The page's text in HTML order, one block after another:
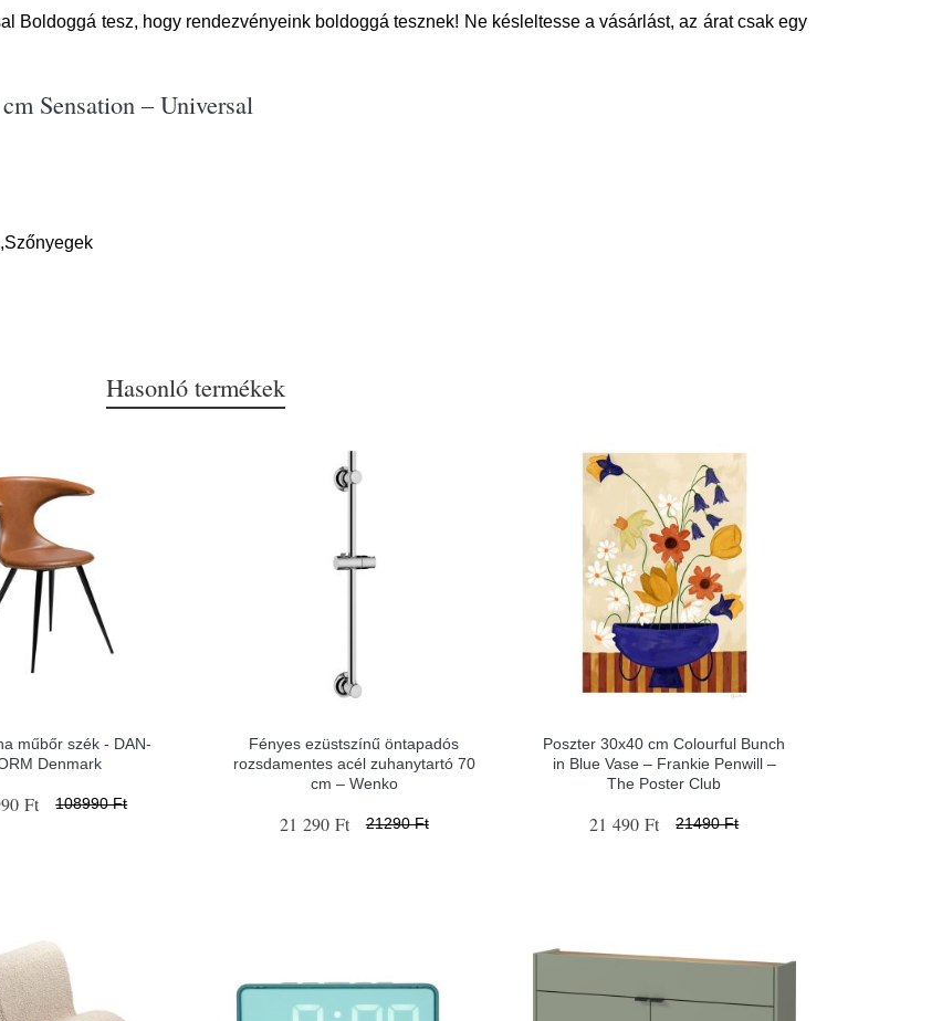
Boldoggá tesz, hogy rendezvényeink boldoggá tesznek! Ne késleltesse a vásárlást, az árat csak egy
Sensation – Universal
Hasonló termékek
műbőr szék - ​​​​​DAN-
Denmark
Ft 108990 Ft
Fényes ezüstszínű öntapadós
rozsdamentes acél zuhanytartó 70
cm – Wenko
21 290 Ft 21290 Ft
Poszter 30x40 cm Colourful Bunch
in Blue Vase – Frankie Penwill –
The Poster Club
21 490 Ft 21490 Ft